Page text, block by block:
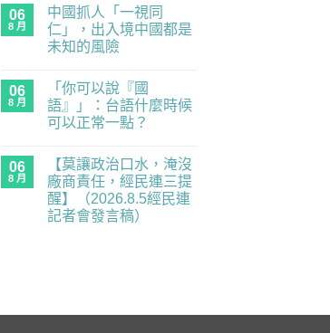
連
示
警
重
要
面
癱
瘓
民
連
記
者
會
主
練
習
題：
的
民
主
｜
《黑
風
箏》
×《三
映
留
言
06
8 月
中國抓人「一視同
仁」，出入境中國都是
未知的風險
抓
人
「一
仁」，
入
境
中
國
言
06
8 月
「你可以說『國
語』」：台語什麼時候
可以正常一點？
以
說
『國
語』」：
台
正
言
06
8 月
【莫讓政治口水，淹沒
廠商責任，經民連三提
醒】（2026.8.5經民連
記者會發言稿）
淹